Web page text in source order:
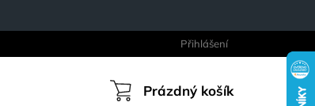
Přihlášení
Nákupní
Prázdný košík